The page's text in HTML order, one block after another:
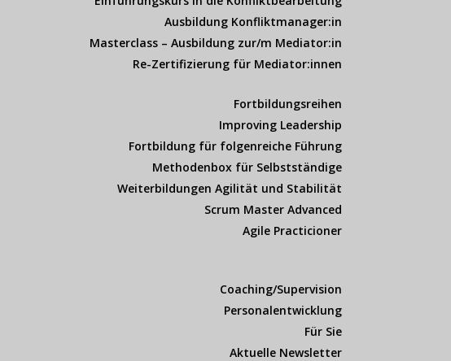
Ausbildung Konfliktmanager:in
Masterclass – Ausbildung zur/m Mediator:in
Re-Zertifizierung für Mediator:innen
Fortbildungsreihen
Improving Leadership
Fortbildung für folgenreiche Führung
Methodenbox für Selbstständige
Weiterbildungen Agilität und Stabilität
Scrum Master Advanced
Agile Practicioner
Coaching/Supervision
Personalentwicklung
Für Sie
Aktuelle Newsletter